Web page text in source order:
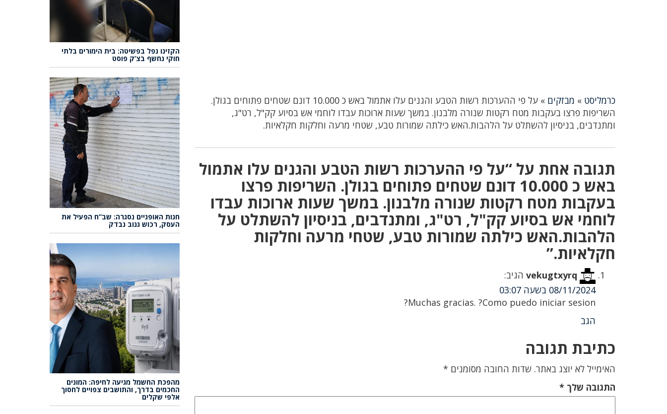
כרמליסט » מבזקים »
על פי ההערכות ‎רשות הטבע והגנים עלו אתמול באש כ 10.000 דונם שטחים פתוחים בגולן.
השריפות פרצו בעקבות מטח רקטות שנורה מלבנון. במשך שעות ארוכות עבדו לוחמי אש בסיוע קק"ל, רט"ג,
ומתנדבים, בניסיון להשתלט על הלהבות.האש כילתה שמורות טבע, שטחי מרעה וחלקות חקלאיות.
תגובה אחת על “על פי ההערכות ‎רשות הטבע והגנים עלו אתמול
באש כ 10.000 דונם שטחים פתוחים בגולן. השריפות פרצו
בעקבות מטח רקטות שנורה מלבנון. במשך שעות ארוכות עבדו
לוחמי אש בסיוע קק"ל, רט"ג, ומתנדבים, בניסיון להשתלט על
הלהבות.האש כילתה שמורות טבע, שטחי מרעה וחלקות
חקלאיות.”
vekugtxyrq הגיב:
08/11/2024 בשעה 03:07
Muchas gracias. ?Como puedo iniciar sesion?
הגב
כתיבת תגובה
האימייל לא יוצג באתר. שדות החובה מסומנים *
התגובה שלך*
הקזינו נפל בפשיטה: בית הימורים בלתי
חוקי נחשף בצ’ק פוסט
חנות האופניים נסגרה: שב”ח הפעיל את
העסק, רכוש גנוב נבדק
מהפכת החשמל מגיעה לחיפה: המונים
החכמים בדרך, והתושבים צפויים לחסוך
אלפי שקלים